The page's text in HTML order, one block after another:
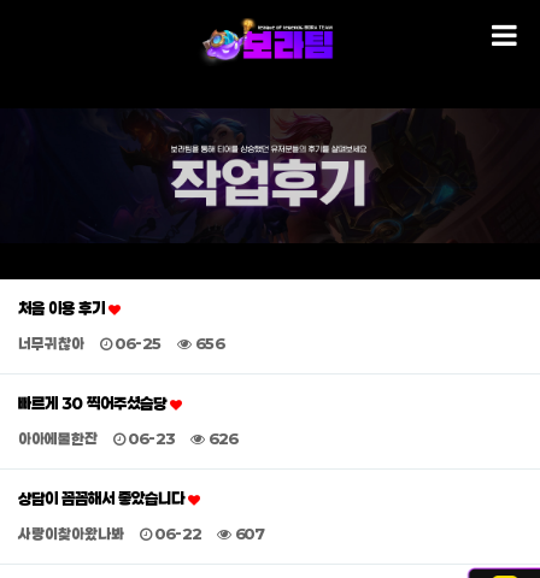
처음 이용 후기
너무귀찮아 06-25 656
빠르게 30 찍어주셨슴당
아아에물한잔 06-23 626
상담이 꼼꼼해서 좋았습니다
사랑이찾아왔나봐 06-22 607